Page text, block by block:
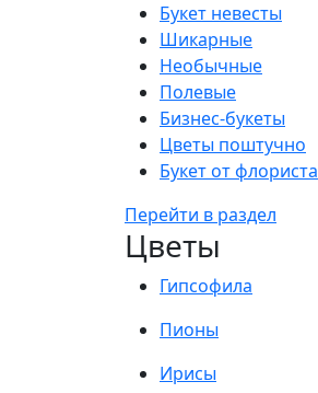
Букет невесты
Шикарные
Необычные
Полевые
Бизнес-букеты
Цветы поштучно
Букет от флориста
Перейти в раздел
Цветы
Гипсофила
Пионы
Ирисы